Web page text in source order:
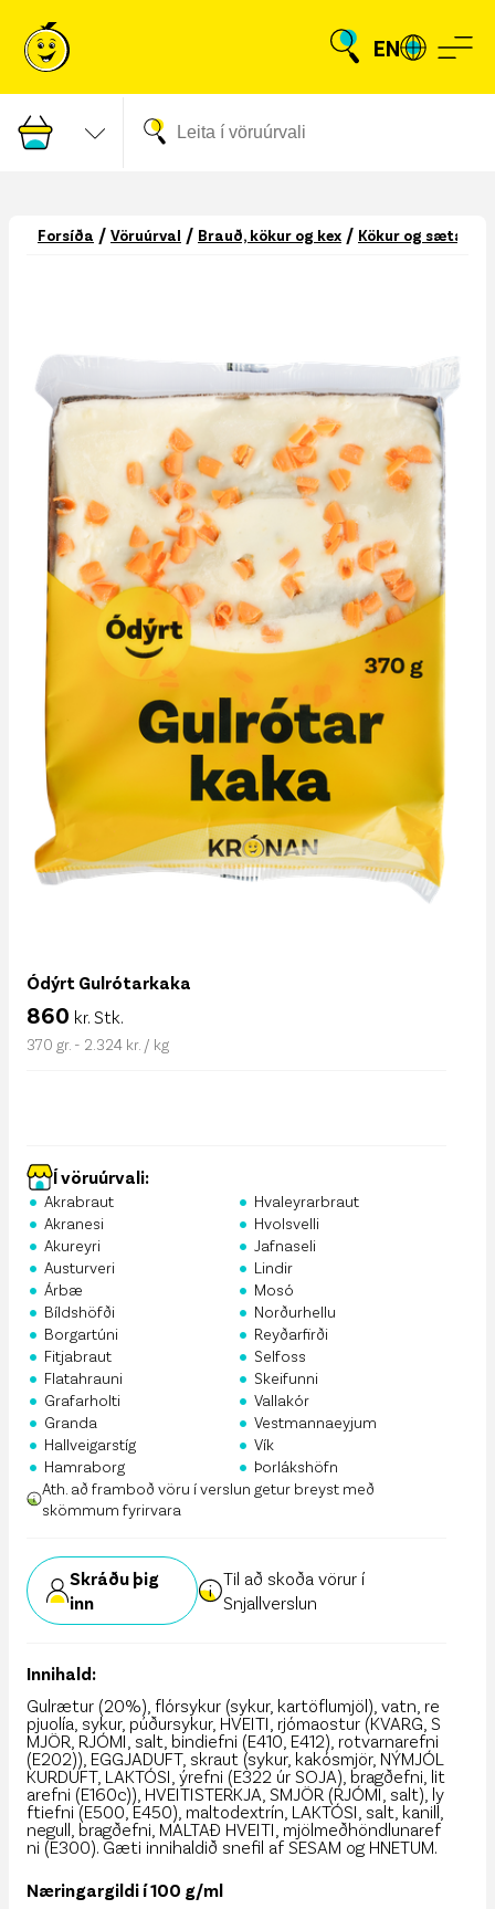
EN
Forsíða / Vöruúrval / Brauð, kökur og kex / Kökur og
Ódýrt Gulrótarkaka
860 kr. Stk.
370 gr. - 2.324 kr. / kg
Í vöruúrvali:
• Akrabraut
• Akranesi
• Akureyri
• Austurveri
• Árbæ
• Bíldshöfði
• Borgartúni
• Fitjabraut
• Flatahrauni
• Grafarholti
• Granda
• Hallveigarstíg
• Hamraborg
• Hvaleyrarbraut
• Hvolsvelli
• Jafnaseli
• Lindir
• Mosó
• Norðurhellu
• Reyðarfirði
• Selfoss
• Skeifunni
• Vallakór
• Vestmannaeyjum
• Vík
• Þorlákshöfn
Ath. að framboð vöru í verslun getur breyst með
skömmum fyrirvara
Skráðu þig
inn
Til að skoða vörur í
Snjallverslun
Innihald:
Gulrætur (20%), flórsykur (sykur, kartöflumjöl), vatn, re
pjuolía, sykur, púðursykur, HVEITI, rjómaostur (KVARG, S
MJÖR, RJÓMI, salt, bindiefni (E410, E412), rotvarnarefni
(E202)), EGGJADUFT, skraut (sykur, kakósmjör, NÝMJÓL
KURDUFT, LAKTÓSI, ýrefni (E322 úr SOJA), bragðefni, lit
arefni (E160c)), HVEITISTERKJA, SMJÖR (RJÓMI, salt), ly
ftiefni (E500, E450), maltodextrín, LAKTÓSI, salt, kanill,
negull, bragðefni, MALTAÐ HVEITI, mjölmeðhöndlunaref
ni (E300). Gæti innihaldið snefil af SESAM og HNETUM.
Næringargildi í 100 g/ml